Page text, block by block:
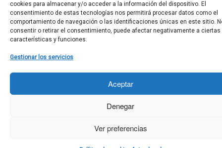
cookies para almacenar y/o acceder a la información del dispositivo. El
consentimiento de estas tecnologías nos permitirá procesar datos como el
comportamiento de navegación o las identificaciones únicas en este sitio.
consentir o retirar el consentimiento, puede afectar negativamente a ciertas
características y funciones.
Gestionar los servicios
Aceptar
Denegar
Ver preferencias